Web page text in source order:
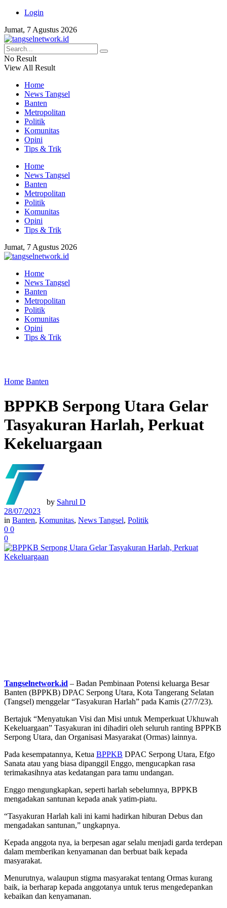
Login
Jumat, 7 Agustus 2026
No Result
View All Result
Home
News Tangsel
Banten
Metropolitan
Politik
Komunitas
Opini
Tips & Trik
Home
News Tangsel
Banten
Metropolitan
Politik
Komunitas
Opini
Tips & Trik
Jumat, 7 Agustus 2026
Home
News Tangsel
Banten
Metropolitan
Politik
Komunitas
Opini
Tips & Trik
Home Banten
BPPKB Serpong Utara Gelar
Tasyakuran Harlah, Perkuat
Kekeluargaan
by Sahrul D
28/07/2023
in Banten, Komunitas, News Tangsel, Politik
0 0
0
Tangselnetwork.id – Badan Pembinaan Potensi keluarga Besar
Banten (BPPKB) DPAC Serpong Utara, Kota Tangerang Selatan
(Tangsel) menggelar “Tasyakuran Harlah” pada Kamis (27/7/23).
Bertajuk “Menyatukan Visi dan Misi untuk Memperkuat Ukhuwah
Kekeluargaan” Tasyakuran ini dihadiri oleh seluruh ranting BPPKB
Serpong Utara, dan Organisasi Masyarakat (Ormas) lainnya.
Pada kesempatannya, Ketua BPPKB DPAC Serpong Utara, Efgo
Sanata atau yang biasa dipanggil Enggo, mengucapkan rasa
terimakasihnya atas kedatangan para tamu undangan.
Enggo mengungkapkan, seperti harlah sebelumnya, BPPKB
mengadakan santunan kepada anak yatim-piatu.
“Tasyakuran Harlah kali ini kami hadirkan hiburan Debus dan
mengadakan santunan,” ungkapnya.
Kepada anggota nya, ia berpesan agar selalu menjadi garda terdepan
dalam memberikan kenyamanan dan berbuat baik kepada
masyarakat.
Menurutnya, walaupun stigma masyarakat tentang Ormas kurang
baik, ia berharap kepada anggotanya untuk terus mengedepankan
kebaikan dan kenyamanan.